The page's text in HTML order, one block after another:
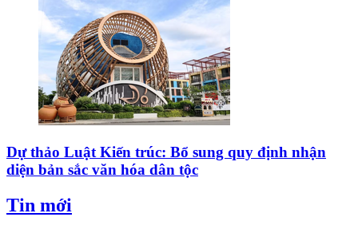
Dự thảo Luật Kiến trúc: Bổ sung quy định nhận
diện bản sắc văn hóa dân tộc
Tin mới